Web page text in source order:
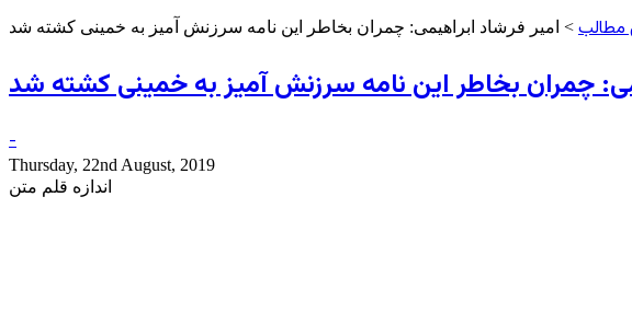
مطالب
-
Thursday, 22nd August, 2019
اندازه قلم متن